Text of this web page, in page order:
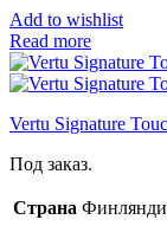
Add to wishlist
Read more
Vertu Signature
Под заказ.
Страна